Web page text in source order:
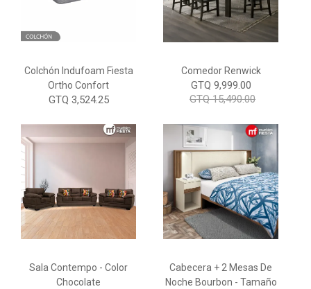
Colchón Indufoam Fiesta
Ortho Confort
GTQ 3,524.25
Comedor Renwick
GTQ 9,999.00
GTQ 15,490.00
Sala Contempo - Color
Chocolate
Cabecera + 2 Mesas De
Noche Bourbon - Tamaño